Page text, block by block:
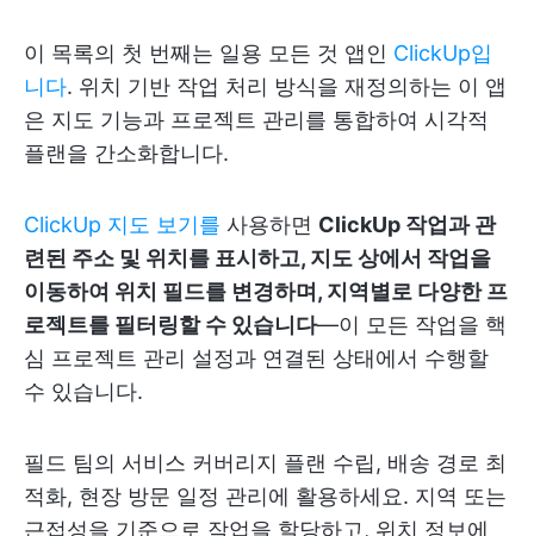
이 목록의 첫 번째는 일용 모든 것 앱인 ClickUp입
니다. 위치 기반 작업 처리 방식을 재정의하는 이 앱
은 지도 기능과 프로젝트 관리를 통합하여 시각적
플랜을 간소화합니다.
ClickUp 지도 보기를 사용하면 ClickUp 작업과 관
련된 주소 및 위치를 표시하고, 지도 상에서 작업을
이동하여 위치 필드를 변경하며, 지역별로 다양한 프
로젝트를 필터링할 수 있습니다—이 모든 작업을 핵
심 프로젝트 관리 설정과 연결된 상태에서 수행할
수 있습니다.
필드 팀의 서비스 커버리지 플랜 수립, 배송 경로 최
적화, 현장 방문 일정 관리에 활용하세요. 지역 또는
근접성을 기준으로 작업을 할당하고, 위치 정보에